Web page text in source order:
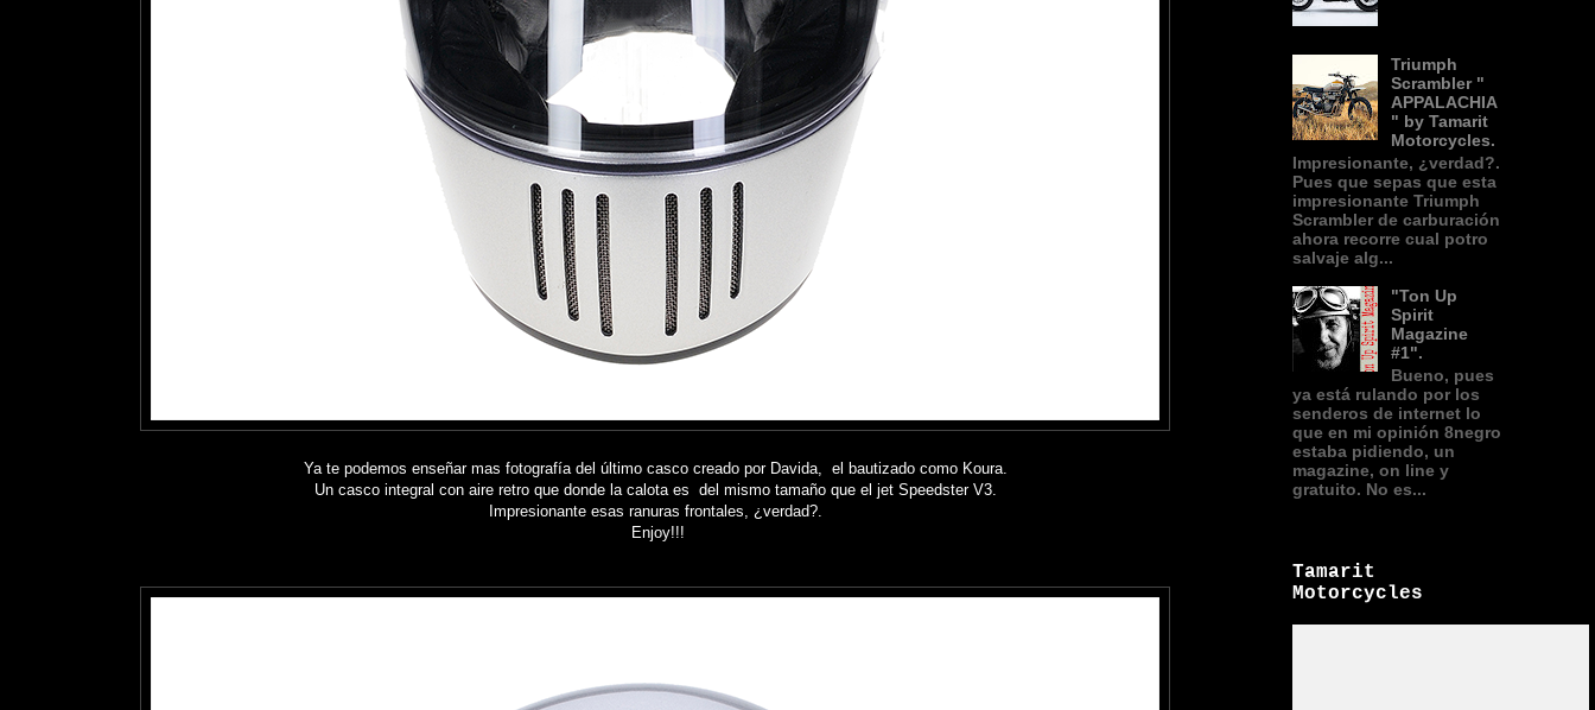
Ya te podemos enseñar mas fotografía del último casco creado por Davida, el bautizado como Koura.
Un casco integral con aire retro que donde la calota es del mismo tamaño que el jet Speedster V3.
Impresionante esas ranuras frontales, ¿verdad?.
Enjoy!!!
Triumph
Scrambler "
APPALACHIA
" by Tamarit
Motorcycles.
Impresionante, ¿verdad?.
Pues que sepas que esta
impresionante Triumph
Scrambler de carburación
ahora recorre cual potro
salvaje alg...
"Ton Up
Spirit
Magazine
#1".
Bueno, pues
ya está rulando por los
senderos de internet lo
que en mi opinión 8negro
estaba pidiendo, un
magazine, on line y
gratuito. No es...
Tamarit
Motorcycles